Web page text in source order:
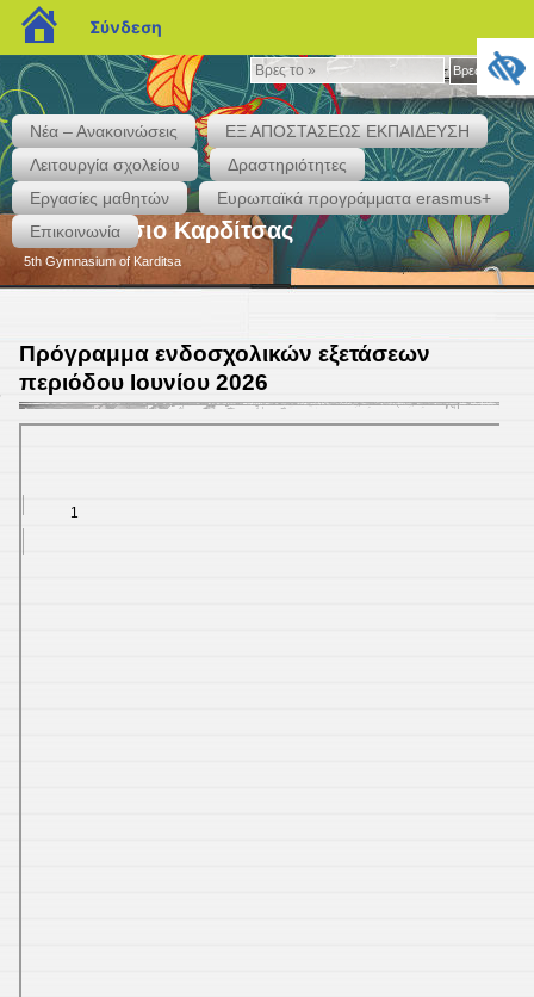
Βρες
το
»
Βρες το »
Νέα – Ανακοινώσεις
ΕΞ ΑΠΟΣΤΑΣΕΩΣ ΕΚΠΑΙΔΕΥΣΗ
Λειτουργία σχολείου
Δραστηριότητες
Εργασίες μαθητών
Eυρωπαϊκά προγράμματα erasmus+
Επικοινωνία
5ο Γυμνάσιο Καρδίτσας
5th Gymnasium of Karditsa
Πρόγραμμα ενδοσχολικών εξετάσεων
περιόδου Ιουνίου 2026
blogs.sch.gr
Σύνδεση